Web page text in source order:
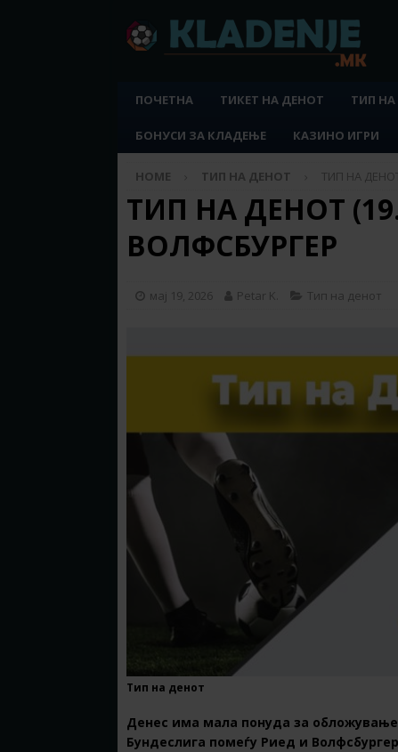
ПОЧЕТНА ТИКЕТ НА ДЕНОТ ТИП
БОНУСИ ЗА КЛАДЕЊЕ КАЗИНО ИГРИ
HOME ТИП НА ДЕНОТ ТИП НА
ТИП НА ДЕНОТ
ВОЛФСБУРГЕР
мај 19, 2026 Petar K. Тип на денот
Тип на денот
Денес има мала понуда за
Бундеслига помеѓу Риед и